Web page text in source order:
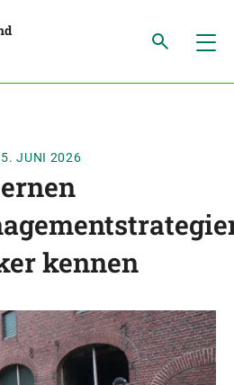
5. JUNI 2026
kennen